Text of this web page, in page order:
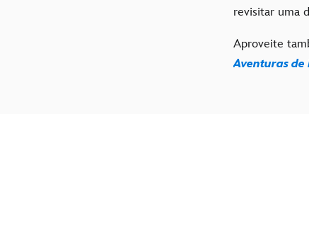
revisitar uma
Aproveite
Aventuras de